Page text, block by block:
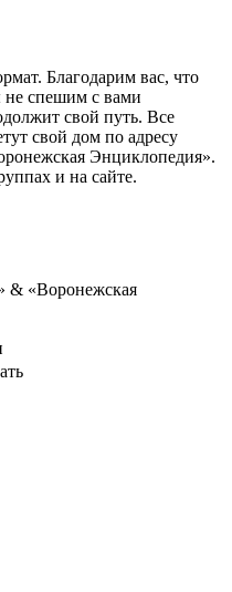
Благодарим вас, что
спешим с вами
свой путь. Все
свой дом по адресу
Энциклопедия».
и на сайте.
& «Воронежская